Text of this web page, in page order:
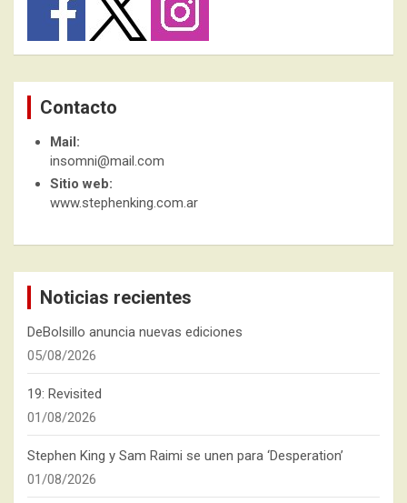
Contacto
Mail:
insomni@mail.com
Sitio web:
www.stephenking.com.ar
Noticias recientes
DeBolsillo anuncia nuevas ediciones
05/08/2026
19: Revisited
01/08/2026
Stephen King y Sam Raimi se unen para ‘Desperation’
01/08/2026